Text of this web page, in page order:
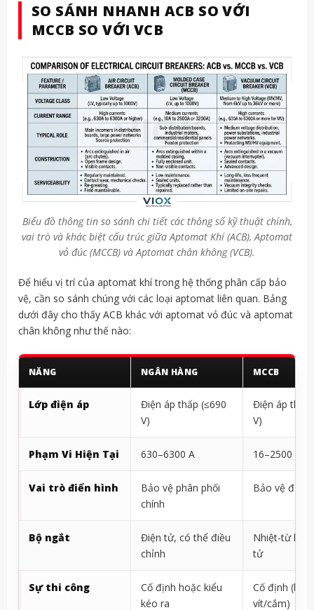
SO SÁNH NHANH ACB SO VỚI
MCCB SO VỚI VCB
Biểu đồ thông tin so sánh chi tiết các thông số kỹ thuật chính,
vai trò và khác biệt cấu trúc giữa Aptomat Khí (ACB), Aptomat
vỏ đúc (MCCB) và Aptomat chân không (VCB).
Để hiểu vị trí của aptomat khí trong hệ thống phân cấp bảo
vệ, cần so sánh chúng với các loại aptomat liên quan. Bảng
dưới đây cho thấy ACB khác với aptomat vỏ đúc và aptomat
chân không như thế nào:
NĂNG NGÂN HÀNG MCCB
Lớp điện áp
Điện áp thấp (≤690
V)
Điện áp thấp
V)
Phạm Vi Hiện Tại 630–6300 A 16–2500 A
Vai trò điển hình
Bảo vệ phân phối
chính
Bảo vệ
Bộ ngắt
Điện tử, có thể điều
chỉnh
Nhiệt-từ
tử
Sự thi công
Cố định hoặc kiểu
kéo ra
Cố định (bắt
vít/cắm)